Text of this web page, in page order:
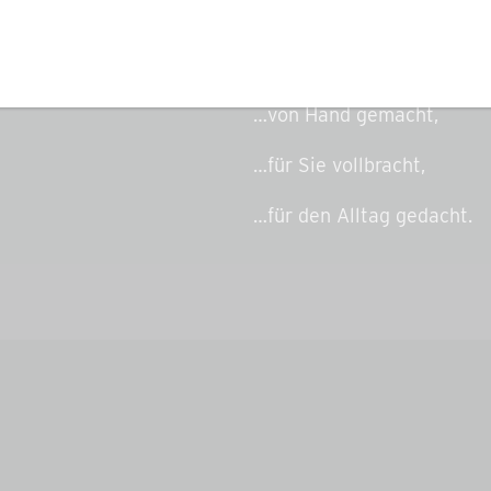
Geniessen Sie den
…von Hand gemacht,
…für Sie vollbracht,
…für den Alltag gedacht.